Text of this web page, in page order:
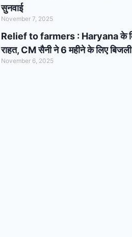
सुनवाई
November 7, 2025
Relief to farmers : Haryana के
राहत, CM सैनी ने 6 महीने के लिए
November 6, 2025